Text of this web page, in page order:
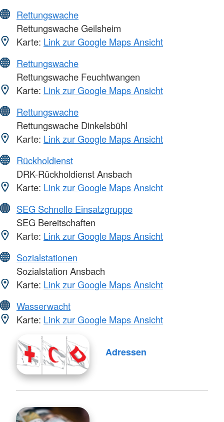
Rettungswache
Rettungswache Geilsheim
Karte: Link zur Google Maps Ansicht
Rettungswache
Rettungswache Feuchtwangen
Karte: Link zur Google Maps Ansicht
Rettungswache
Rettungswache Dinkelsbühl
Karte: Link zur Google Maps Ansicht
Rückholdienst
DRK-Rückholdienst Ansbach
Karte: Link zur Google Maps Ansicht
SEG Schnelle Einsatzgruppe
SEG Bereitschaften
Karte: Link zur Google Maps Ansicht
Sozialstationen
Sozialstation Ansbach
Karte: Link zur Google Maps Ansicht
Wasserwacht
Karte: Link zur Google Maps Ansicht
Adressen